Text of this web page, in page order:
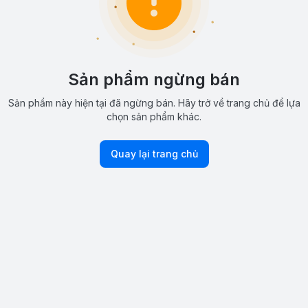
Sản phẩm ngừng bán
Sản phẩm này hiện tại đã ngừng bán. Hãy trở về trang chủ để lựa
chọn sản phẩm khác.
Quay lại trang chủ